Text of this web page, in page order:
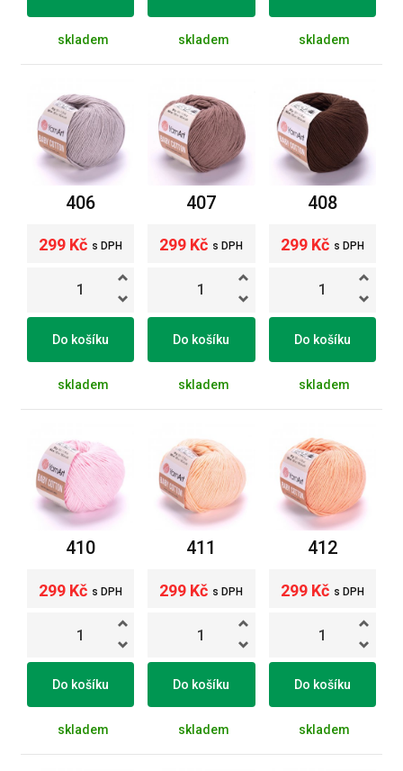
skladem skladem skladem
406
299 Kč s DPH
Do košíku
skladem
407
299 Kč s DPH
Do košíku
skladem
408
299 Kč s DPH
Do košíku
skladem
410
299 Kč s DPH
Do košíku
skladem
411
299 Kč s DPH
Do košíku
skladem
412
299 Kč s DPH
Do košíku
skladem